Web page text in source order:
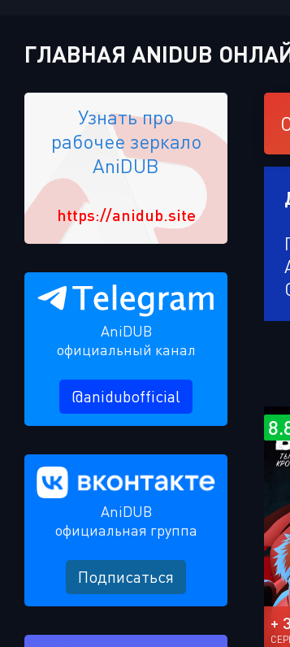
ГЛАВНАЯ ANIDUB
Узнать про
рабочее зеркало
AniDUB
https://anidub.site
AniDUB
официальный канал
@anidubofficial
AniDUB
официальная группа
Подписаться
+ 3